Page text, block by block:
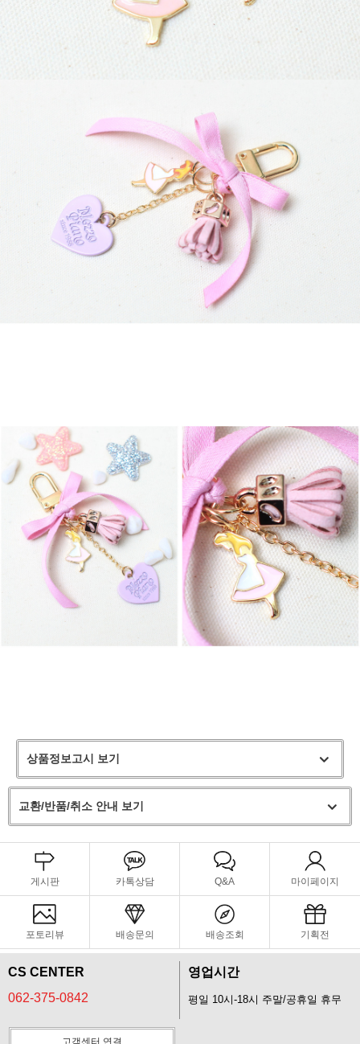
상품정보고시 보기
교환/반품/취소 안내 보기
게시판 카톡상담 Q&A 마이페이지
포토리뷰 배송문의 배송조회 기획전
CS CENTER
062-375-0842
영업시간
평일 10시-18시 주말/공휴일 휴무
고객센터 연결